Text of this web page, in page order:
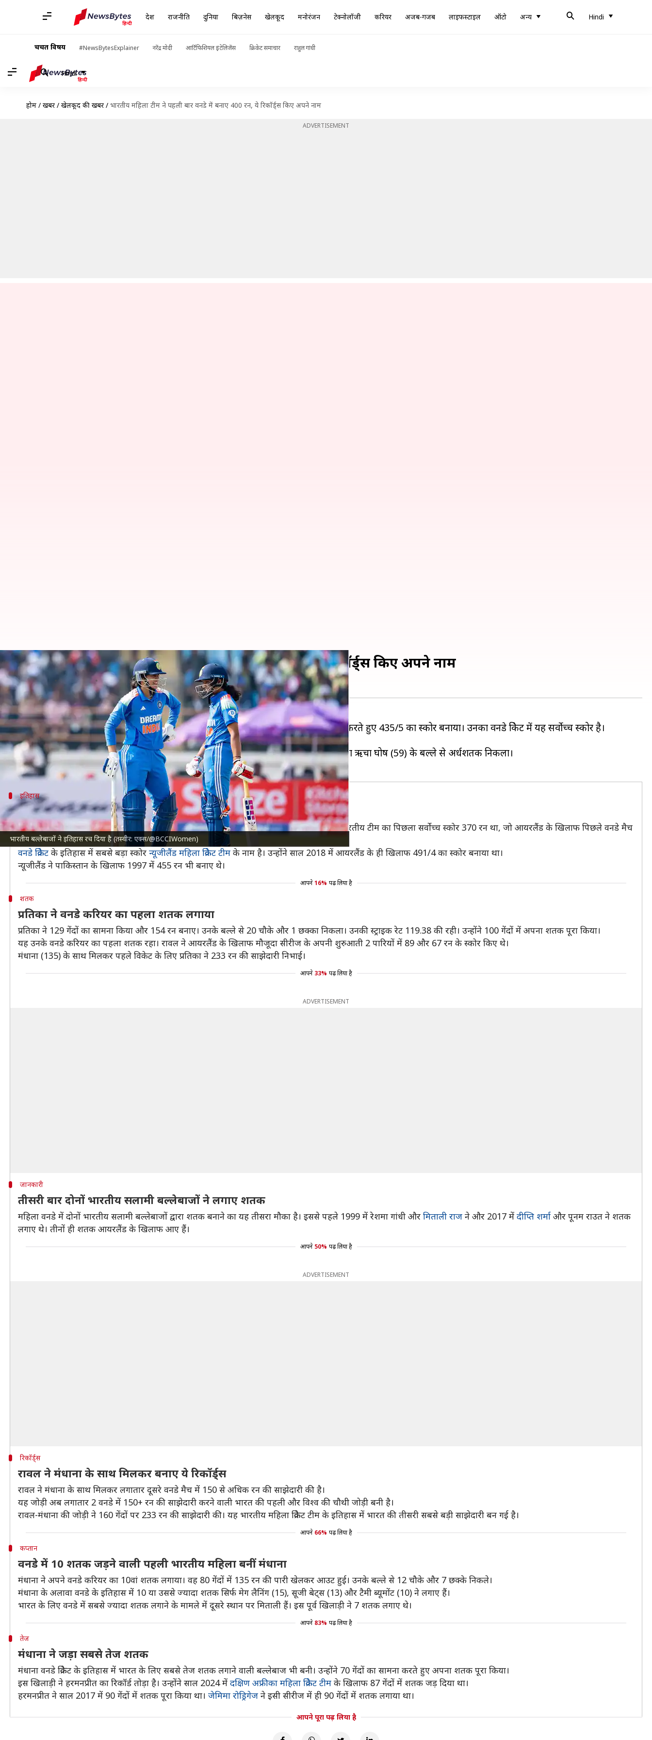
देश राजनीति दुनिया बिज़नेस खेलकूद मनोरंजन टेक्नोलॉजी करियर अजब-गजब लाइफस्टाइल ऑटो अन्य Hindi
चर्चित विषय #NewsBytesExplainer नरेंद्र मोदी आर्टिफिशियल इंटेलिजेंस क्रिकेट समाचार राहुल गांधी
Hindi
होम / खबरें / खेलकूद की खबरें / भारतीय महिला टीम ने पहली बार वनडे में बनाए 400 रन, ये रिकॉर्ड्स किए अपने नाम
ADVERTISEMENT
भारतीय बल्लेबाजों ने इतिहास रच दिया है (तस्वीर: एक्स/@BCCIWomen)
भारतीय महिला टीम ने पहली बार वनडे में बनाए 400 रन, ये रिकॉर्ड्स किए अपने नाम
लेखन आदर्श कुमार Jan 15, 2025 02:40 pm
क्या है खबर?
भारतीय महिला क्रिकेट टीमने आयरलैंड महिला क्रिकेट टीम के खिलाफ तीसरे वनडे में पहले बल्लेबाजी करते हुए 435/5 का स्कोर बनाया। उनका वनडे क्रिकेट में यह सर्वोच्च स्कोर है।
पहली बार उसने वनडे के इतिहास में 400 या उससे ज्यादा रन बनाए हैं।
भारत से स्मृति मंधाना (135) और प्रतिका रावल (154) ने शानदार शतकीय पारी खेली। इसके अलावा ऋचा घोष (59) के बल्ले से अर्धशतक निकला।
इतिहास
पिछले मैच का रिकॉर्ड टूटा
महिला क्रिकेट के इतिहास में सिर्फ छठा मौका है जब 400 या उससे ज्यादा का स्कोर बना है। इससे पहले भारतीय टीम का पिछला सर्वोच्च स्कोर 370 रन था, जो आयरलैंड के खिलाफ पिछले वनडे मैच
में ही आया था।
वनडे क्रिकेट के इतिहास में सबसे बड़ा स्कोर न्यूजीलैंड महिला क्रिकेट टीम के नाम है। उन्होंने साल 2018 में आयरलैंड के ही खिलाफ 491/4 का स्कोर बनाया था।
न्यूजीलैंड ने पाकिस्तान के खिलाफ 1997 में 455 रन भी बनाए थे।
आपने 16% पढ़ लिया है
शतक
प्रतिका ने वनडे करियर का पहला शतक लगाया
प्रतिका ने 129 गेंदों का सामना किया और 154 रन बनाए। उनके बल्ले से 20 चौके और 1 छक्का निकला। उनकी स्ट्राइक रेट 119.38 की रही। उन्होंने 100 गेंदों में अपना शतक पूरा किया।
यह उनके वनडे करियर का पहला शतक रहा। रावल ने आयरलैंड के खिलाफ मौजूदा सीरीज के अपनी शुरुआती 2 पारियों में 89 और 67 रन के स्कोर किए थे।
मंधाना (135) के साथ मिलकर पहले विकेट के लिए प्रतिका ने 233 रन की साझेदारी निभाई।
आपने 33% पढ़ लिया है
ADVERTISEMENT
जानकारी
तीसरी बार दोनों भारतीय सलामी बल्लेबाजों ने लगाए शतक
महिला वनडे में दोनों भारतीय सलामी बल्लेबाजों द्वारा शतक बनाने का यह तीसरा मौका है। इससे पहले 1999 में रेशमा गांधी और मिताली राज ने और 2017 में दीप्ति शर्मा और पूनम राउत ने शतक
लगाए थे। तीनों ही शतक आयरलैंड के खिलाफ आए हैं।
आपने 50% पढ़ लिया है
ADVERTISEMENT
रिकॉर्ड्स
रावल ने मंधाना के साथ मिलकर बनाए ये रिकॉर्ड्स
रावल ने मंधाना के साथ मिलकर लगातार दूसरे वनडे मैच में 150 से अधिक रन की साझेदारी की है।
यह जोड़ी अब लगातार 2 वनडे में 150+ रन की साझेदारी करने वाली भारत की पहली और विश्व की चौथी जोड़ी बनी है।
रावल-मंधाना की जोड़ी ने 160 गेंदों पर 233 रन की साझेदारी की। यह भारतीय महिला क्रिकेट टीम के इतिहास में भारत की तीसरी सबसे बड़ी साझेदारी बन गई है।
आपने 66% पढ़ लिया है
कप्तान
वनडे में 10 शतक जड़ने वाली पहली भारतीय महिला बनीं मंधाना
मंधाना ने अपने वनडे करियर का 10वां शतक लगाया। वह 80 गेंदों में 135 रन की पारी खेलकर आउट हुई। उनके बल्ले से 12 चौके और 7 छक्के निकले।
मंधाना के अलावा वनडे के इतिहास में 10 या उससे ज्यादा शतक सिर्फ मेग लैनिंग (15), सूजी बेट्स (13) और टैमी ब्यूमोंट (10) ने लगाए हैं।
भारत के लिए वनडे में सबसे ज्यादा शतक लगाने के मामले में दूसरे स्थान पर मिताली हैं। इस पूर्व खिलाड़ी ने 7 शतक लगाए थे।
आपने 83% पढ़ लिया है
तेज
मंधाना ने जड़ा सबसे तेज शतक
मंधाना वनडे क्रिकेट के इतिहास में भारत के लिए सबसे तेज शतक लगाने वाली बल्लेबाज भी बनी। उन्होंने 70 गेंदों का सामना करते हुए अपना शतक पूरा किया।
इस खिलाड़ी ने हरमनप्रीत का रिकॉर्ड तोड़ा है। उन्होंने साल 2024 में दक्षिण अफ्रीका महिला क्रिकेट टीम के खिलाफ 87 गेंदों में शतक जड़ दिया था।
हरमनप्रीत ने साल 2017 में 90 गेंदों में शतक पूरा किया था। जेमिमा रोड्रिगेज ने इसी सीरीज में ही 90 गेंदों में शतक लगाया था।
आपने पूरा पढ़ लिया है